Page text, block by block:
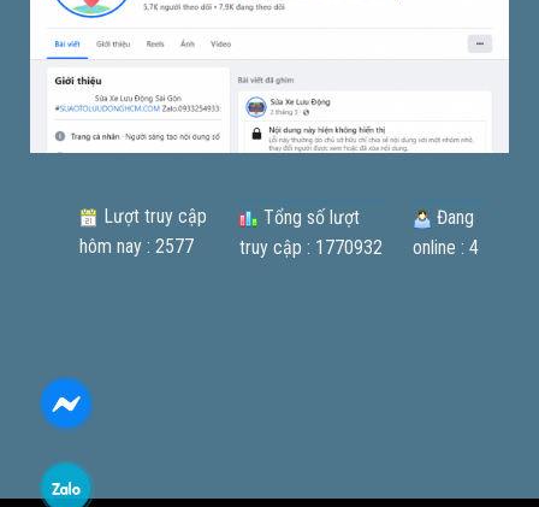
Lượt truy cập
hôm nay : 2577
Tổng số lượt
truy cập : 1770932
Đang
online : 4